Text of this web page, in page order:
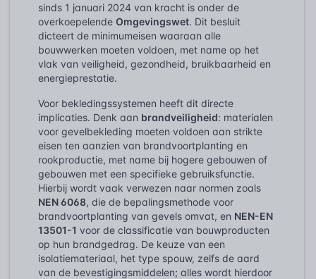
sinds 1 januari 2024 van kracht is onder de
overkoepelende Omgevingswet. Dit besluit
dicteert de minimumeisen waaraan alle
bouwwerken moeten voldoen, met name op het
vlak van veiligheid, gezondheid, bruikbaarheid en
energieprestatie.
Voor bekledingssystemen heeft dit directe
implicaties. Denk aan brandveiligheid: materialen
voor gevelbekleding moeten voldoen aan strikte
eisen ten aanzien van brandvoortplanting en
rookproductie, met name bij hogere gebouwen of
gebouwen met een specifieke gebruiksfunctie.
Hierbij wordt vaak verwezen naar normen zoals
NEN 6068, die de bepalingsmethode voor
brandvoortplanting van gevels omvat, en NEN-EN
13501-1 voor de classificatie van bouwproducten
op hun brandgedrag. De keuze van een
isolatiemateriaal, het type spouw, zelfs de aard
van de bevestigingsmiddelen; alles wordt hierdoor